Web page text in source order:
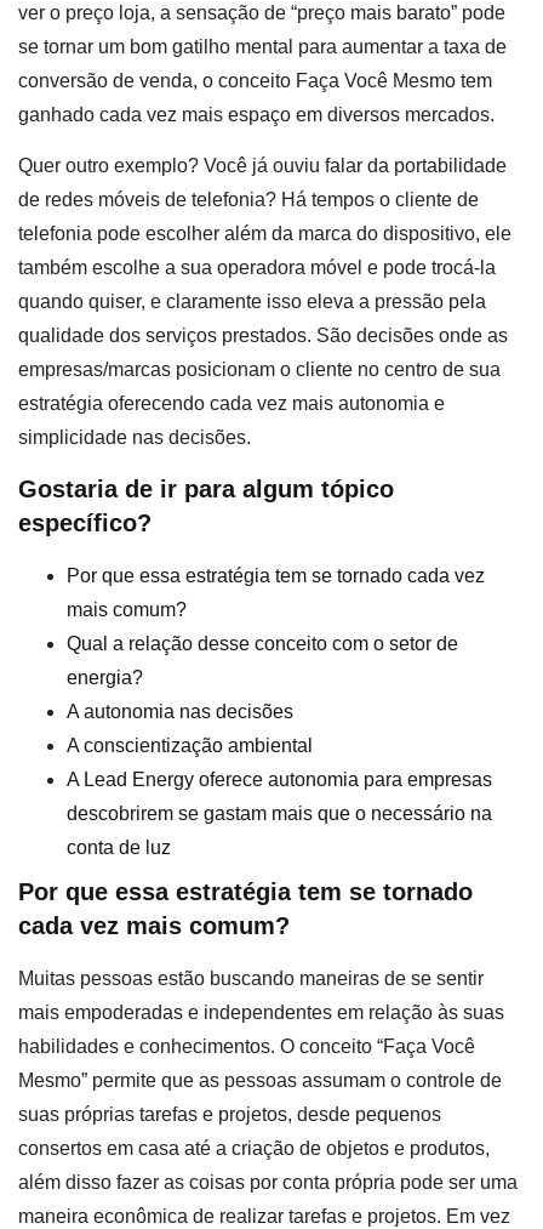
ver o preço loja, a sensação de “preço mais barato” pode
se tornar um bom gatilho mental para aumentar a taxa de
conversão de venda, o conceito Faça Você Mesmo tem
ganhado cada vez mais espaço em diversos mercados.
Quer outro exemplo? Você já ouviu falar da portabilidade
de redes móveis de telefonia? Há tempos o cliente de
telefonia pode escolher além da marca do dispositivo, ele
também escolhe a sua operadora móvel e pode trocá-la
quando quiser, e claramente isso eleva a pressão pela
qualidade dos serviços prestados. São decisões onde as
empresas/marcas posicionam o cliente no centro de sua
estratégia oferecendo cada vez mais autonomia e
simplicidade nas decisões.
Gostaria de ir para algum tópico
específico?
Por que essa estratégia tem se tornado cada vez
mais comum?
Qual a relação desse conceito com o setor de
energia?
A autonomia nas decisões
A conscientização ambiental
A Lead Energy oferece autonomia para empresas
descobrirem se gastam mais que o necessário na
conta de luz
Por que essa estratégia tem se tornado
cada vez mais comum?
Muitas pessoas estão buscando maneiras de se sentir
mais empoderadas e independentes em relação às suas
habilidades e conhecimentos. O conceito “Faça Você
Mesmo” permite que as pessoas assumam o controle de
suas próprias tarefas e projetos, desde pequenos
consertos em casa até a criação de objetos e produtos,
além disso fazer as coisas por conta própria pode ser uma
maneira econômica de realizar tarefas e projetos. Em vez